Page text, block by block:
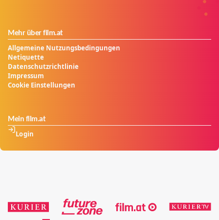
Mehr über film.at
Allgemeine Nutzungsbedingungen
Netiquette
Datenschutzrichtlinie
Impressum
Cookie Einstellungen
Mein film.at
Login